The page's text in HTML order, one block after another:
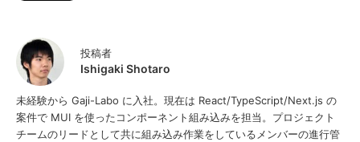
投稿者
Ishigaki Shotaro
未経験から Gaji-Labo に入社。現在は React/TypeScript/Next.js の
案件で MUI を使ったコンポーネント組み込みを担当。プロジェクト
チームのリードとして共に組み込み作業をしているメンバーの進行管